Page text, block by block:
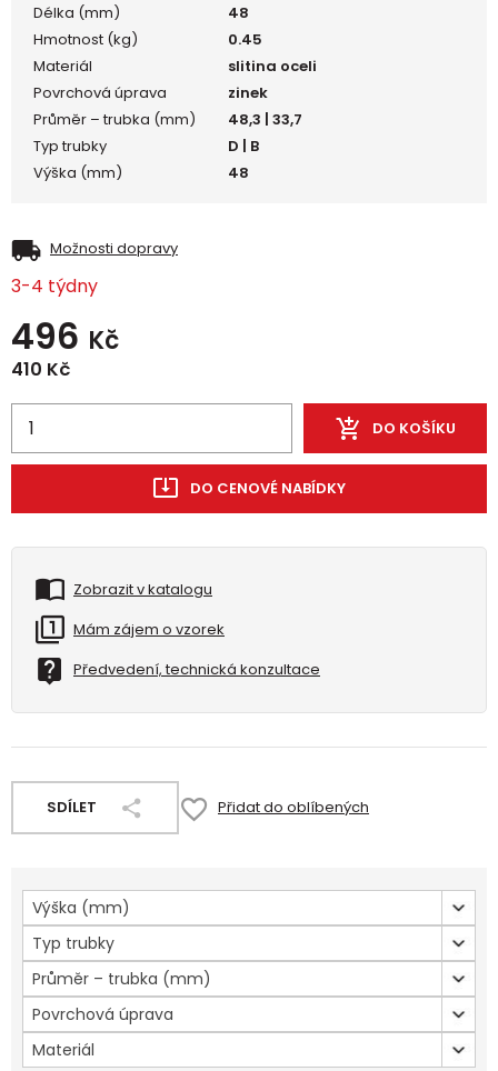
Délka (mm)
48
Hmotnost (kg)
0.45
Materiál
slitina oceli
Povrchová úprava
zinek
Průměr – trubka (mm)
48,3 | 33,7
Typ trubky
D | B
Výška (mm)
48
Možnosti dopravy
3-4 týdny
496 Kč
410 Kč
DO KOŠÍKU
DO CENOVÉ NABÍDKY
Zobrazit v katalogu
Mám zájem o vzorek
Předvedení, technická konzultace
SDÍLET Přidat do oblíbených
Výška (mm)
Typ trubky
Průměr – trubka (mm)
Povrchová úprava
Materiál